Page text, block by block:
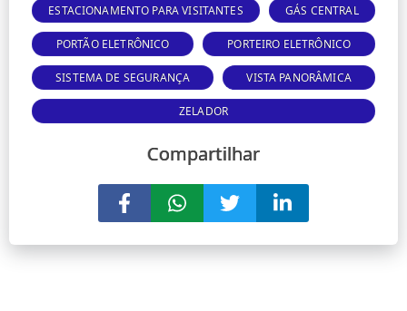
ESTACIONAMENTO PARA VISITANTES GÁS CENTRAL
PORTÃO ELETRÔNICO PORTEIRO ELETRÔNICO
SISTEMA DE SEGURANÇA VISTA PANORÂMICA
ZELADOR
Compartilhar